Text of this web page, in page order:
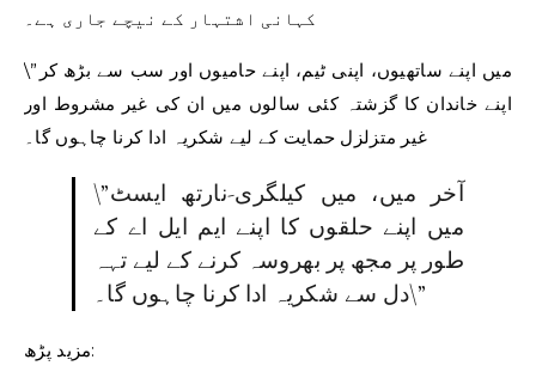
کہانی اشتہار کے نیچے جاری ہے۔
\”میں اپنے ساتھیوں، اپنی ٹیم، اپنے حامیوں اور سب سے بڑھ کر
اپنے خاندان کا گزشتہ کئی سالوں میں ان کی غیر مشروط اور
غیر متزلزل حمایت کے لیے شکریہ ادا کرنا چاہوں گا۔
\”آخر میں، میں کیلگری-نارتھ ایسٹ
میں اپنے حلقوں کا اپنے ایم ایل اے کے
طور پر مجھ پر بھروسہ کرنے کے لیے تہہ
دل سے شکریہ ادا کرنا چاہوں گا۔\”
مزید پڑھ: